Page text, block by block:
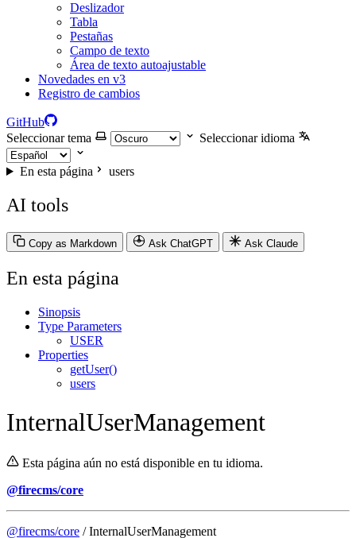
Deslizador
Tabla
Pestañas
Campo de texto
Área de texto autoajustable
Novedades en v3
Registro de cambios
GitHub
Seleccionar tema
Seleccionar idioma
En esta página users
AI tools
Copy as Markdown Ask ChatGPT Ask Claude
En esta página
Sinopsis
Type Parameters
USER
Properties
getUser()
users
InternalUserManagement
Esta página aún no está disponible en tu idioma.
@firecms/core
@firecms/core / InternalUserManagement